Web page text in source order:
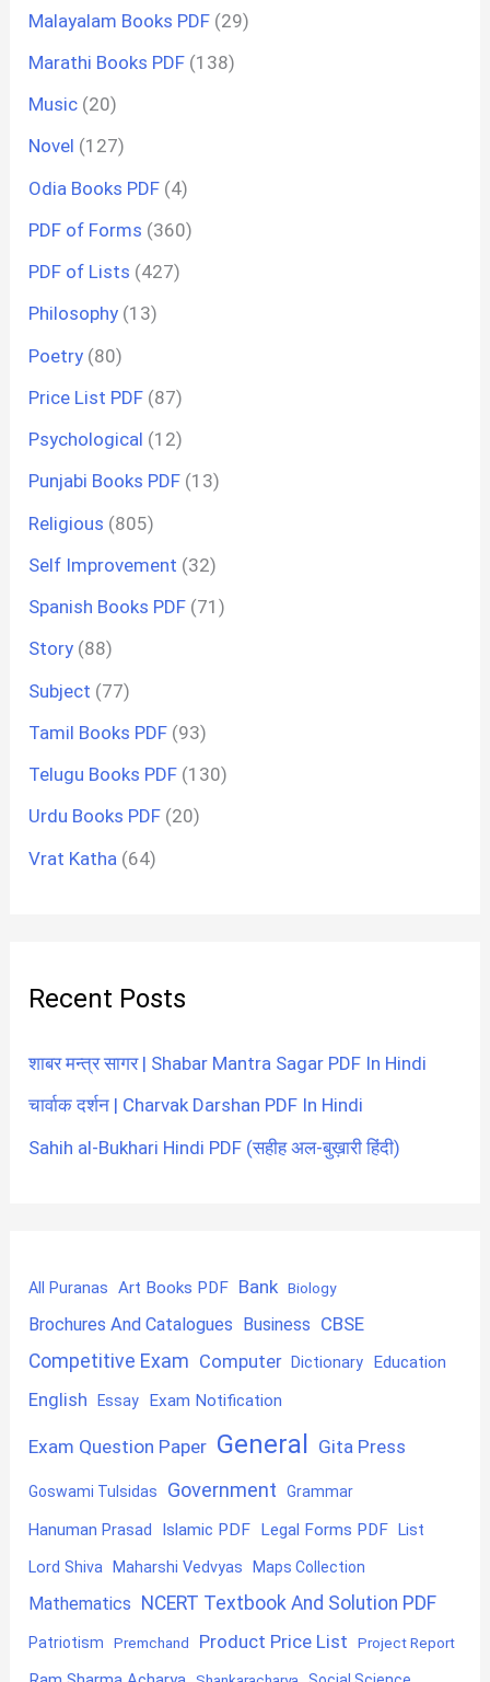
Malayalam Books PDF (29)
Marathi Books PDF (138)
Music (20)
Novel (127)
Odia Books PDF (4)
PDF of Forms (360)
PDF of Lists (427)
Philosophy (13)
Poetry (80)
Price List PDF (87)
Psychological (12)
Punjabi Books PDF (13)
Religious (805)
Self Improvement (32)
Spanish Books PDF (71)
Story (88)
Subject (77)
Tamil Books PDF (93)
Telugu Books PDF (130)
Urdu Books PDF (20)
Vrat Katha (64)
Recent Posts
शाबर मन्त्र सागर | Shabar Mantra Sagar PDF In Hindi
चार्वाक दर्शन | Charvak Darshan PDF In Hindi
Sahih al-Bukhari Hindi PDF (सहीह अल-बुख़ारी हिंदी)
All Puranas Art Books PDF Bank Biology
Brochures And Catalogues Business CBSE
Competitive Exam Computer Dictionary Education
English Essay Exam Notification
Exam Question Paper General Gita Press
Goswami Tulsidas Government Grammar
Hanuman Prasad Islamic PDF Legal Forms PDF List
Lord Shiva Maharshi Vedvyas Maps Collection
Mathematics NCERT Textbook And Solution PDF
Patriotism Premchand Product Price List Project Report